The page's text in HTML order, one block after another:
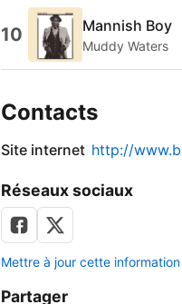
10 Mannish Boy
Muddy Waters
Contacts
Site internet http://
Réseaux sociaux
Mettre à jour cette
Partager